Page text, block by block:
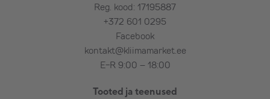
Reg. kood: 17195887
+372 601 0295
Facebook
kontakt@kliimamarket.ee
E-R 9:00 – 18:00
Tooted ja teenused